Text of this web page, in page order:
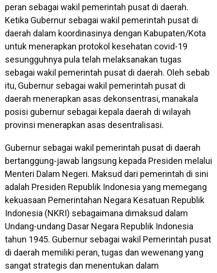
peran sebagai wakil pemerintah pusat di daerah.
Ketika Gubernur sebagai wakil pemerintah pusat di
daerah dalam koordinasinya dengan Kabupaten/Kota
untuk menerapkan protokol kesehatan covid-19
sesungguhnya pula telah melaksanakan tugas
sebagai wakil pemerintah pusat di daerah. Oleh sebab
itu, Gubernur sebagai wakil pemerintah pusat di
daerah menerapkan asas dekonsentrasi, manakala
posisi gubernur sebagai kepala daerah di wilayah
provinsi menerapkan asas desentralisasi.
Gubernur sebagai wakil pemerintah pusat di daerah
bertanggung-jawab langsung kepada Presiden melalui
Menteri Dalam Negeri. Maksud dari pemerintah di sini
adalah Presiden Republik Indonesia yang memegang
kekuasaan Pemerintahan Negara Kesatuan Republik
Indonesia (NKRI) sebagaimana dimaksud dalam
Undang-undang Dasar Negara Republik Indonesia
tahun 1945. Gubernur sebagai wakil Pemerintah pusat
di daerah memiliki peran, tugas dan wewenang yang
sangat strategis dan menentukan dalam